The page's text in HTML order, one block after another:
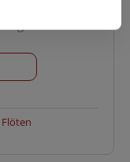
Flöten